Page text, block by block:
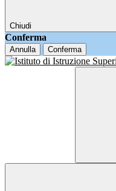
Chiudi
Conferma
Annulla Conferma